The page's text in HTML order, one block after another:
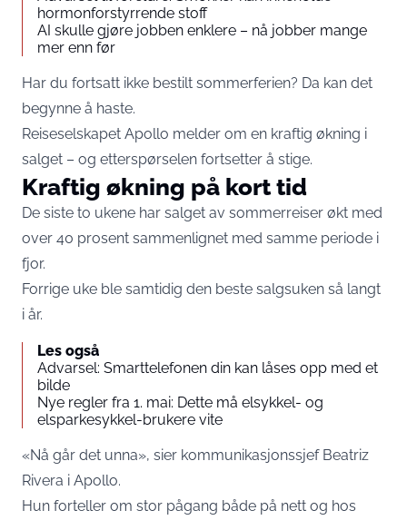
hormonforstyrrende stoff
AI skulle gjøre jobben enklere – nå jobber mange
mer enn før
Har du fortsatt ikke bestilt sommerferien? Da kan det
begynne å haste.
Reiseselskapet Apollo melder om en kraftig økning i
salget – og etterspørselen fortsetter å stige.
Kraftig økning på kort tid
De siste to ukene har salget av sommerreiser økt med
over 40 prosent sammenlignet med samme periode i
fjor.
Forrige uke ble samtidig den beste salgsuken så langt
i år.
Les også
Advarsel: Smarttelefonen din kan låses opp med et
bilde
Nye regler fra 1. mai: Dette må elsykkel- og
elsparkesykkel-brukere vite
«Nå går det unna», sier kommunikasjonssjef Beatriz
Rivera i Apollo.
Hun forteller om stor pågang både på nett og hos